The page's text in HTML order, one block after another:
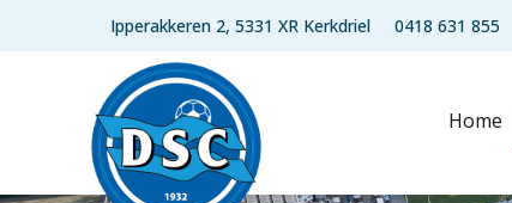
Ipperakkeren 2, 5331 XR Kerkdriel 0418 631 855
Home